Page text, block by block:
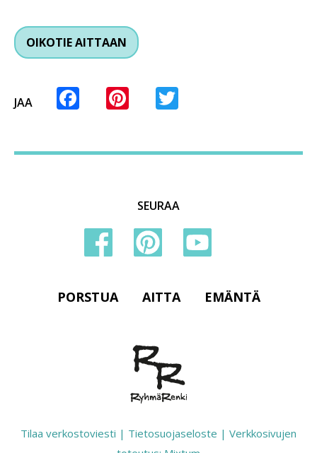
OIKOTIE AITTAAN
JAA Facebook
Pinterest
SEURAA
PORSTUA AITTA EMÄNTÄ
Tilaa verkostoviesti | Tietosuojaseloste | Verkkosivujen